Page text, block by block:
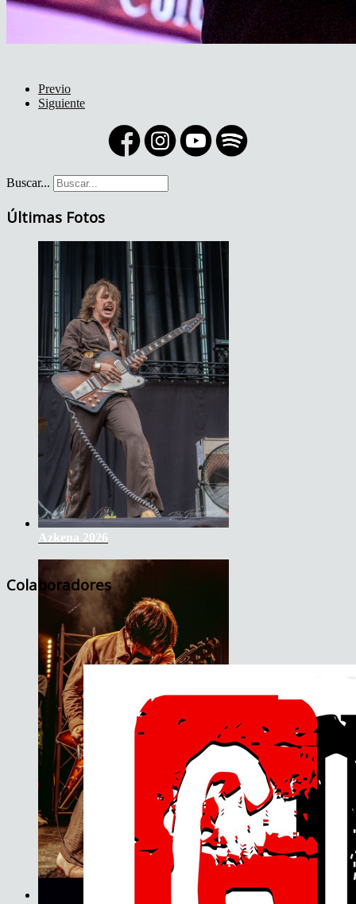
Previo
Siguiente
Buscar...
Últimas Fotos
Azkena 2026
Colaboradores